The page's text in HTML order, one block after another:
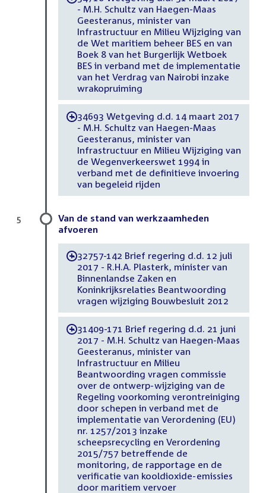
- M.H. Schultz van Haegen-Maas
Geesteranus, minister van
Infrastructuur en Milieu Wijziging van
de Wet maritiem beheer BES en van
Boek 8 van het Burgerlijk Wetboek
BES in verband met de implementatie
van het Verdrag van Nairobi inzake
wrakopruiming
-34693 Wetgeving d.d. 14 maart 2017
- M.H. Schultz van Haegen-Maas
Geesteranus, minister van
Infrastructuur en Milieu Wijziging van
de Wegenverkeerswet 1994 in
verband met de definitieve invoering
van begeleid rijden
Van de stand van werkzaamheden
afvoeren
-32757-142 Brief regering d.d. 12 juli
2017 - R.H.A. Plasterk, minister van
Binnenlandse Zaken en
Koninkrijksrelaties Beantwoording
vragen wijziging Bouwbesluit 2012
-31409-171 Brief regering d.d. 21 juni
2017 - M.H. Schultz van Haegen-Maas
Geesteranus, minister van
Infrastructuur en Milieu
Beantwoording vragen commissie
over de ontwerp-wijziging van de
Regeling voorkoming verontreiniging
door schepen in verband met de
implementatie van Verordening (EU)
nr. 1257/2013 inzake
scheepsrecycling en Verordening
2015/757 betreffende de
monitoring, de rapportage en de
verificatie van kooldioxide-emissies
door maritiem vervoer
5